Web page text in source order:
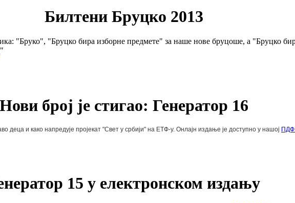
Билтени Бруцко 2013
"Бруко", "Бруцко бира изборне предмете" за наше нове бруцоше, а "Бруцко
"
Нови број је стигао: Генератор 16
деца и како напредује пројекат "Свет у србији" на ЕТФ-у. Онлајн издање је доступно у нашој ПДФ
15 у електронском издању